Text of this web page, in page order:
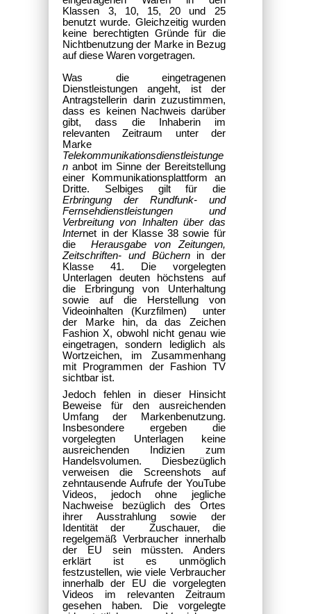
Klassen 3, 10, 15, 20 und 25
benutzt wurde. Gleichzeitig wurden
keine berechtigten Gründe für die
Nichtbenutzung der Marke in Bezug
auf diese Waren vorgetragen.
Was die eingetragenen
Dienstleistungen angeht, ist der
Antragstellerin darin zuzustimmen,
dass es keinen Nachweis darüber
gibt, dass die Inhaberin im
relevanten Zeitraum unter der
Marke
Telekommunikationsdienstleistunge
n anbot im Sinne der Bereitstellung
einer Kommunikationsplattform an
Dritte. Selbiges gilt für die
Erbringung der Rundfunk- und
Fernsehdienstleistungen und
Verbreitung von Inhalten über das
Internet in der Klasse 38 sowie für
die Herausgabe von Zeitungen,
Zeitschriften- und Büchern in der
Klasse 41. Die vorgelegten
Unterlagen deuten höchstens auf
die Erbringung von Unterhaltung
sowie auf die Herstellung von
Videoinhalten (Kurzfilmen) unter
der Marke hin, da das Zeichen
Fashion X, obwohl nicht genau wie
eingetragen, sondern lediglich als
Wortzeichen, im Zusammenhang
mit Programmen der Fashion TV
sichtbar ist.
Jedoch fehlen in dieser Hinsicht
Beweise für den ausreichenden
Umfang der Markenbenutzung.
Insbesondere ergeben die
vorgelegten Unterlagen keine
ausreichenden Indizien zum
Handelsvolumen. Diesbezüglich
verweisen die Screenshots auf
zehntausende Aufrufe der YouTube
Videos, jedoch ohne jegliche
Nachweise bezüglich des Ortes
ihrer Ausstrahlung sowie der
Identität der Zuschauer, die
regelgemäß Verbraucher innerhalb
der EU sein müssten. Anders
erklärt ist es unmöglich
festzustellen, wie viele Verbraucher
innerhalb der EU die vorgelegten
Videos im relevanten Zeitraum
gesehen haben. Die vorgelegte